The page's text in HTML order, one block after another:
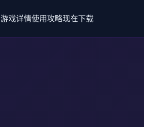
游戏详情使用攻略现在下载